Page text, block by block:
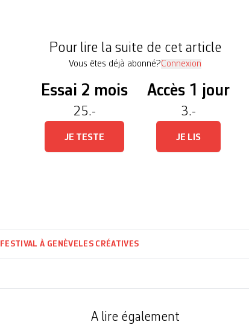
Pour lire la suite de cet article
Vous êtes déjà abonné?Connexion
Essai 2 mois
25.-
JE TESTE
Accès 1 jour
3.-
JE LIS
FESTIVAL À GENÈVE LES CRÉATIVES
A lire également